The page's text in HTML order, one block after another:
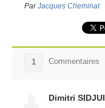
ParJacques Cheminat
1 Commentaires
Dimitri SIDJUI